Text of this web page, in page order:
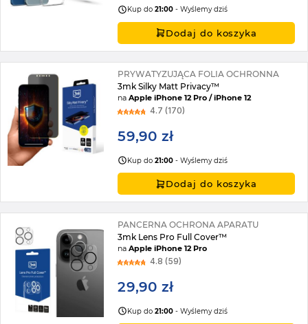
Kup do21:00 - Wyślemy dziś
Dodaj do koszyka
PRYWATYZUJĄCA FOLIA OCHRONNA
3mk Silky Matt Privacy™
naApple iPhone 12 Pro / iPhone 12
4.7 (170)
59,90 zł
Kup do21:00 - Wyślemy dziś
Dodaj do koszyka
PANCERNA OCHRONA APARATU
3mk Lens Pro Full Cover™
naApple iPhone 12 Pro
4.8 (59)
29,90 zł
Kup do21:00 - Wyślemy dziś